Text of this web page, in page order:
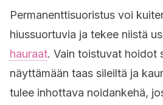
Permanenttisuoristus voi
hiussuortuvia ja tekee niistä
hauraat. Vain toistuvat hoidot
näyttämään taas sileiltä ja
tulee inhottava noidankehä,